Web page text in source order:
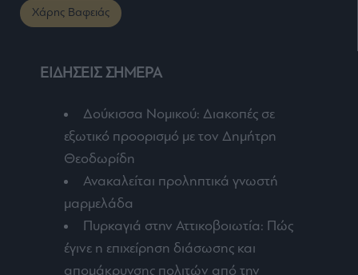
Χάρης Βαφειάς
ΕΙΔΗΣΕΙΣ ΣΗΜΕΡΑ
Δούκισσα Νομικού: Διακοπές σε
εξωτικό προορισμό με τον Δημήτρη
Θεοδωρίδη
Ανακαλείται προληπτικά γνωστή
μαρμελάδα
Πυρκαγιά στην Αττικοβοιωτία: Πώς
έγινε η επιχείρηση διάσωσης και
απομάκρυνσης πολιτών από την